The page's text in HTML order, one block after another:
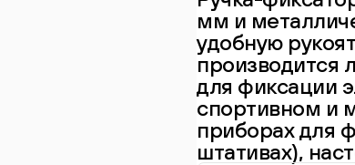
мм и
удобную
производится
для фиксации
спортивном и
приборах для
штативах),